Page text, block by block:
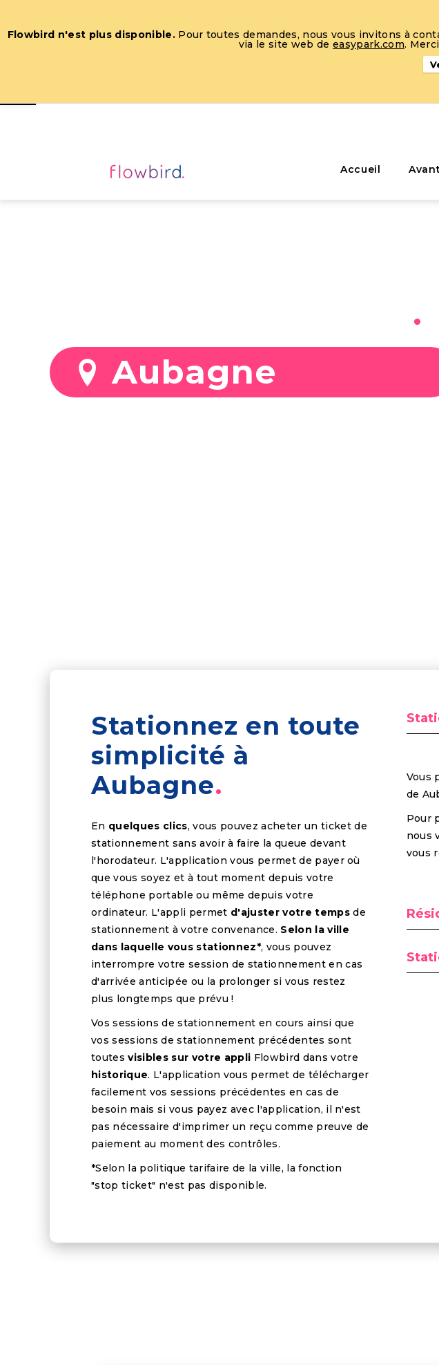
Flowbird n'est plus disponible.Pour toutes demandes, nous vous invitons à
via le site web deeasypark.com.
Accueil
Aubagne
Stationnez en toute
simplicité à
Aubagne
En quelques clics, vous pouvez acheter un ticket de
stationnement sans avoir à faire la queue devant
l'horodateur. L'application vous permet de payer où
que vous soyez et à tout moment depuis votre
téléphone portable ou même depuis votre
ordinateur. L'appli permet d'ajuster votre tempsde
stationnement à votre convenance. Selon la ville
dans laquelle vous stationnez*, vous pouvez
interrompre votre session de stationnement en cas
d'arrivée anticipée ou la prolonger si vous restez
plus longtemps que prévu !
Vos sessions de stationnement en cours ainsi que
vos sessions de stationnement précédentes sont
toutesvisibles sur votre appli Flowbird dans votre
historique. L'application vous permet de télécharger
facilement vos sessions précédentes en cas de
besoin mais si vous payez avec l'application, il n'est
pas nécessaire d'imprimer un reçu comme preuve de
paiement au moment des contrôles.
*Selon la politique tarifaire de la ville, la fonction
"stop ticket" n'est pas disponible.
Vous
de
Pour
nous
vous